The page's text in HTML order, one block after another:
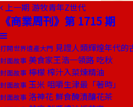
上一期 游牧青年Z世代
《商業周刊》第 1715 期
打開世界遺產大門 見證人類輝煌年代的
封面故事 美食家王浩一領路 吃秋
封面故事 檸檬 榨汁入菜煉精油
封面故事 玉米 咀嚼生津最「著時」
封面故事 洛神花 鮮食醃漬釀花茶